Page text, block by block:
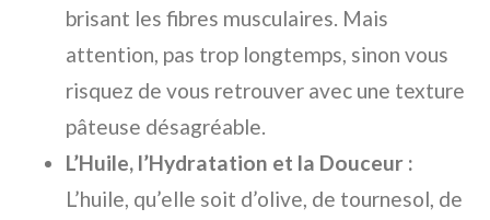
brisant les fibres musculaires. Mais
attention, pas trop longtemps, sinon vous
risquez de vous retrouver avec une texture
pâteuse désagréable.
L’Huile, l’Hydratation et la Douceur :
L’huile, qu’elle soit d’olive, de tournesol, de